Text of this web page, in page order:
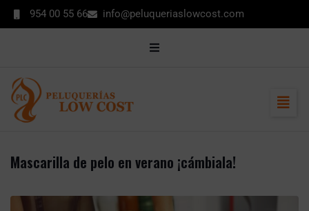
contenido
954 00 55 66 info@peluqueriaslowcost.com
CONTACTO
Mascarilla de pelo en verano ¡cámbiala!